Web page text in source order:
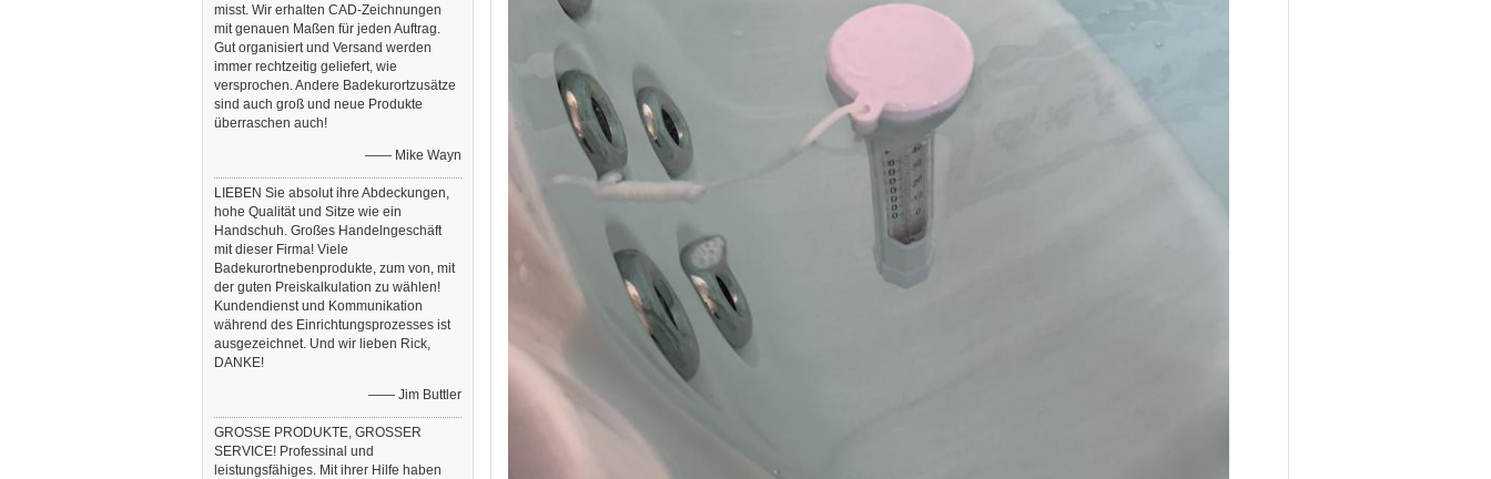
misst. Wir erhalten CAD-Zeichnungen
mit genauen Maßen für jeden Auftrag.
Gut organisiert und Versand werden
immer rechtzeitig geliefert, wie
versprochen. Andere Badekurortzusätze
sind auch groß und neue Produkte
überraschen auch!
—— Mike Wayn
LIEBEN Sie absolut ihre Abdeckungen,
hohe Qualität und Sitze wie ein
Handschuh. Großes Handelngeschäft
mit dieser Firma! Viele
Badekurortnebenprodukte, zum von, mit
der guten Preiskalkulation zu wählen!
Kundendienst und Kommunikation
während des Einrichtungsprozesses ist
ausgezeichnet. Und wir lieben Rick,
DANKE!
—— Jim Buttler
GROSSE PRODUKTE, GROSSER
SERVICE! Professinal und
leistungsfähiges. Mit ihrer Hilfe haben